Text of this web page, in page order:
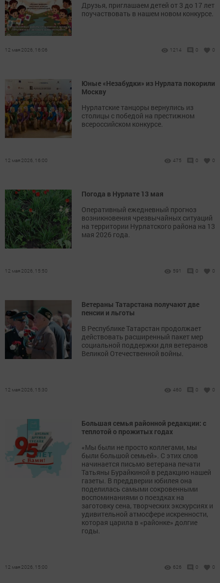
Друзья, приглашаем детей от 3 до 17 лет
поучаствовать в нашем новом конкурсе.
12 мая 2026, 16:06 1214 0 0
Юные «Незабудки» из Нурлата покорили
Москву
Нурлатские танцоры вернулись из
столицы с победой на престижном
всероссийском конкурсе.
12 мая 2026, 16:00 475 0 0
Погода в Нурлате 13 мая
Оперативный ежедневный прогноз
возникновения чрезвычайных ситуаций
на территории Нурлатского района на 13
мая 2026 года.
12 мая 2026, 15:50 591 0 0
Ветераны Татарстана получают две
пенсии и льготы
В Республике Татарстан продолжает
действовать расширенный пакет мер
социальной поддержки для ветеранов
Великой Отечественной войны.
12 мая 2026, 15:30 460 0 0
Большая семья районной редакции: с
теплотой о прожитых годах
«Мы были не просто коллегами, мы
были большой семьей». С этих слов
начинается письмо ветерана печати
Татьяны Бурайкиной в редакцию нашей
газеты. В преддверии юбилея она
поделилась самыми сокровенными
воспоминаниями о поездках на
заготовку сена, творческих экскурсиях и
удивительной атмосфере искренности,
которая царила в «районке» долгие
годы.
12 мая 2026, 15:00 626 0 0